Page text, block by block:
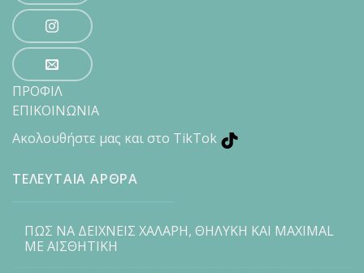
ΠΡΟΦΙΛ
ΕΠΙΚΟΙΝΩΝΙΑ
Ακολουθήστε μας και στο TikTok
ΤΕΛΕΥΤΑΙΑ ΑΡΘΡΑ
ΠΩΣ ΝΑ ΔΕΙΧΝΕΙΣ ΧΑΛΑΡΗ, ΘΗΛΥΚΗ ΚΑΙ MAXIMAL
ΜΕ ΑΙΣΘΗΤΙΚΗ